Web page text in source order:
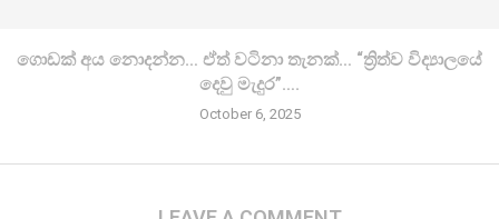
ගොඩක් අය නොදන්න… ඒත් වටිනා තැනක්… “ත්‍රිත්ව විද්‍යාලයේ
දෙවු මැදුර”….
October 6, 2025